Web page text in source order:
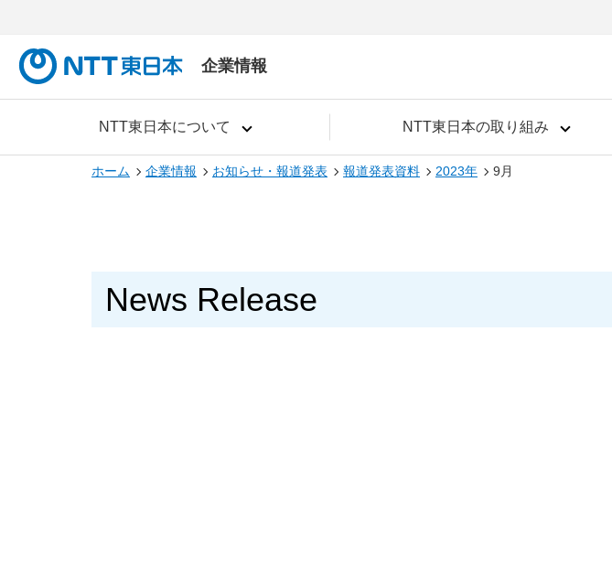
企業情報
NTT東日本について NTT東日本の取り組み
ホーム 企業情報 お知らせ・報道発表 報道発表資料 2023年 9月
News Release